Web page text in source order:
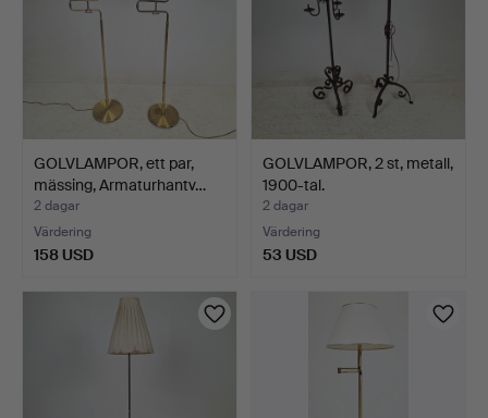
GOLVLAMPOR, ett par,
mässing, Armaturhantv…
2 dagar
Värdering
158 USD
GOLVLAMPOR, 2 st, metall,
1900-tal.
2 dagar
Värdering
53 USD